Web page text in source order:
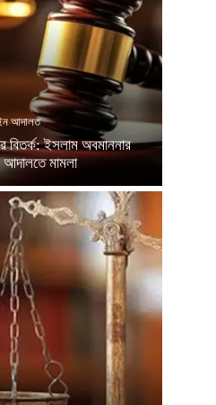
আদালত
বিতর্ক: ইসলাম অবমাননার
মামলা